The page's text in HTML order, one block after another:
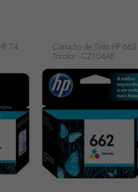
74
Cartucho de Tinta HP 662
Tricolor - CZ104AB
...